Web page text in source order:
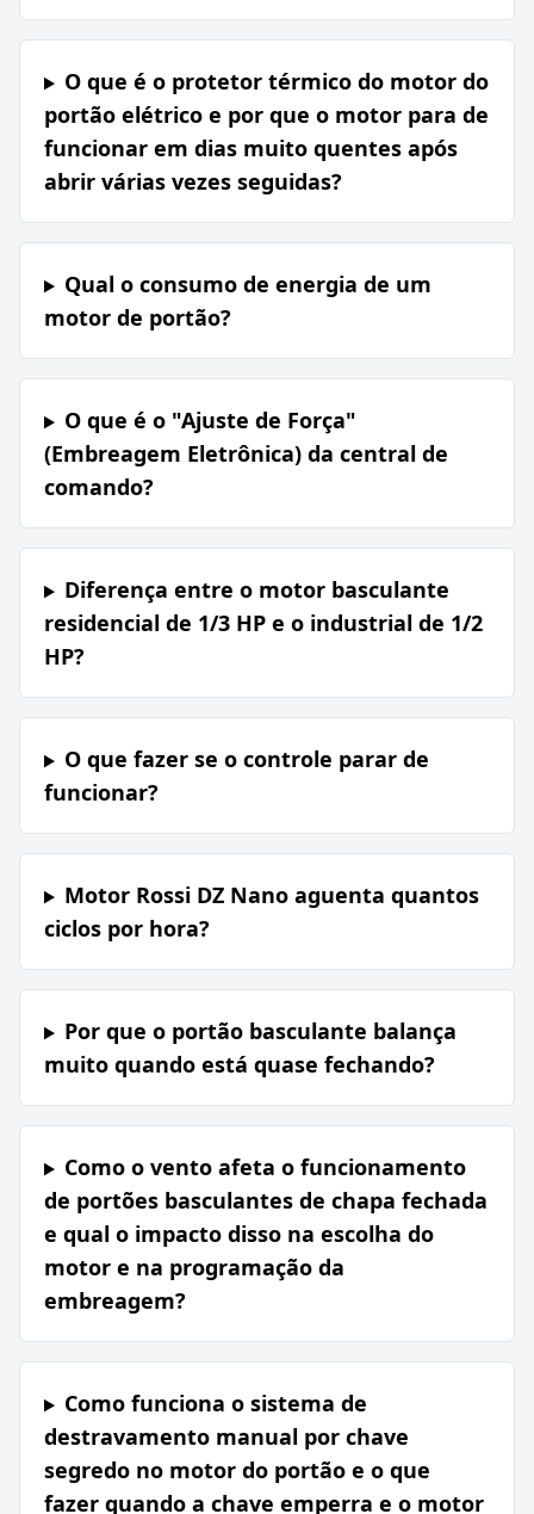
O que é o protetor térmico do motor do
portão elétrico e por que o motor para de
funcionar em dias muito quentes após
abrir várias vezes seguidas?
Qual o consumo de energia de um
motor de portão?
O que é o "Ajuste de Força"
(Embreagem Eletrônica) da central de
comando?
Diferença entre o motor basculante
residencial de 1/3 HP e o industrial de 1/2
HP?
O que fazer se o controle parar de
funcionar?
Motor Rossi DZ Nano aguenta quantos
ciclos por hora?
Por que o portão basculante balança
muito quando está quase fechando?
Como o vento afeta o funcionamento
de portões basculantes de chapa fechada
e qual o impacto disso na escolha do
motor e na programação da
embreagem?
Como funciona o sistema de
destravamento manual por chave
segredo no motor do portão e o que
fazer quando a chave emperra e o motor